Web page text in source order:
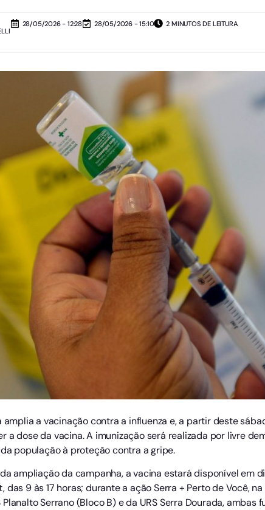
28/05/2026 - 12:28 28/05/2026 - 15:10 2 MINUTOS DE LEITURA
amplia a vacinação contra a influenza e, a partir deste
a dose da vacina. A imunização será realizada por livre
população à proteção contra a gripe.
ampliação da campanha, a vacina estará disponível em
9 às 17 horas; durante a ação Serra + Perto de Você,
Serrano (Bloco B) e da URS Serra Dourada, ambas